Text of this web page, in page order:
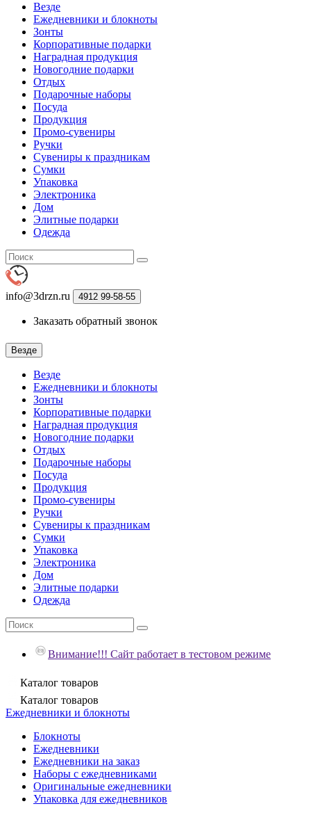
Везде
Ежедневники и блокноты
Зонты
Корпоративные подарки
Наградная продукция
Новогодние подарки
Отдых
Подарочные наборы
Посуда
Продукция
Промо-сувениры
Ручки
Сувениры к праздникам
Сумки
Упаковка
Электроника
Дом
Элитные подарки
Одежда
info@3drzn.ru 4912 99-58-55
Заказать обратный звонок
Везде
Везде
Ежедневники и блокноты
Зонты
Корпоративные подарки
Наградная продукция
Новогодние подарки
Отдых
Подарочные наборы
Посуда
Продукция
Промо-сувениры
Ручки
Сувениры к праздникам
Сумки
Упаковка
Электроника
Дом
Элитные подарки
Одежда
Внимание!!! Сайт работает в тестовом режиме
Каталог товаров
Каталог товаров
Ежедневники и блокноты
Блокноты
Ежедневники
Ежедневники на заказ
Наборы с ежедневниками
Оригинальные ежедневники
Упаковка для ежедневников